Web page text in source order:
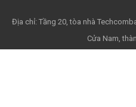
Địa chỉ: Tầng 20, tòa nhà
Cửa Nam,